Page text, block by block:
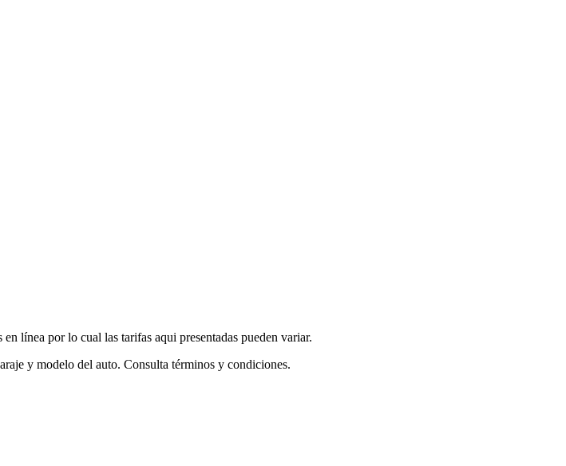
línea por lo cual las tarifas aqui presentadas pueden variar.
y modelo del auto. Consulta términos y condiciones.